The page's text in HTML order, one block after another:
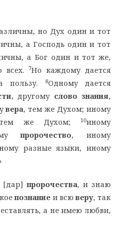
но Дух один и тот
а Господь один и тот
а Бог один и тот же,
всех.
7Но каждому дается
пользу.
8Одному дается
, другому слово знания,
вера, тем же Духом; иному
тем же Духом;
10иному
пророчество, иному
разные языки, иному
[дар]пророчества, и знаю
познание и всюверу, так
а не имею любви,